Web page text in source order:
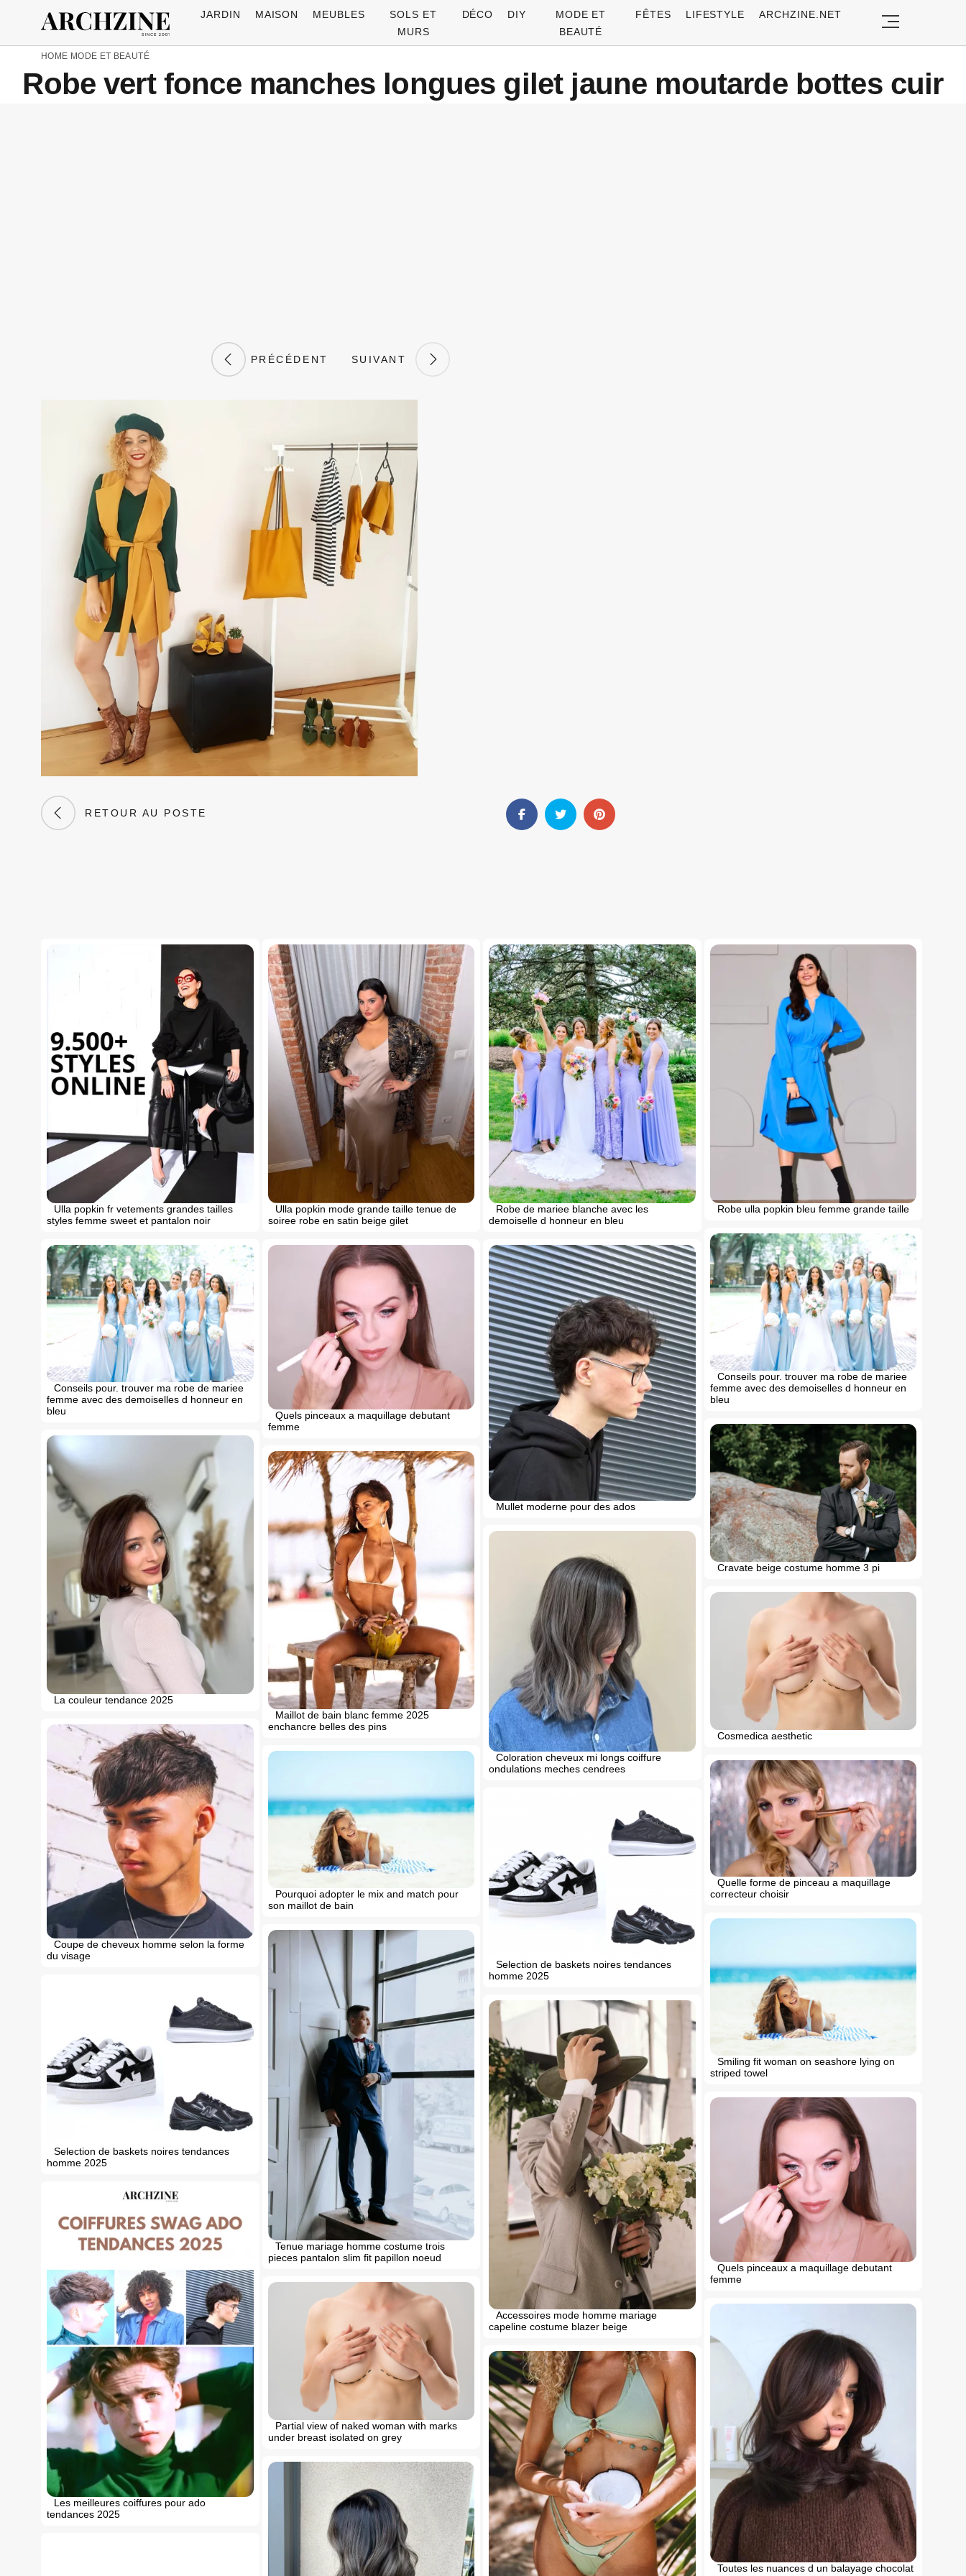
JARDIN MAISON MEUBLES
SOLS ET
MURS
DÉCO DIY
MODE ET
BEAUTÉ
FÊTES LIFESTYLE ARCHZINE.NET
HOME MODE ET BEAUTÉ
Robe vert fonce manches longues gilet jaune moutarde bottes cuir
PRÉCÉDENT SUIVANT
RETOUR AU POSTE
Ulla popkin fr vetements grandes tailles
styles femme sweet et pantalon noir
Ulla popkin mode grande taille tenue de
soiree robe en satin beige gilet
Robe de mariee blanche avec les
demoiselle d honneur en bleu
Robe ulla popkin bleu femme grande taille
Conseils pour. trouver ma robe de mariee
femme avec des demoiselles d honneur en
bleu
Conseils pour. trouver ma robe de mariee
femme avec des demoiselles d honneur en
bleu
Quels pinceaux a maquillage debutant
femme
Mullet moderne pour des ados
Cravate beige costume homme 3 pi
La couleur tendance 2025
Maillot de bain blanc femme 2025
enchancre belles des pins
Coloration cheveux mi longs coiffure
ondulations meches cendrees
Cosmedica aesthetic
Coupe de cheveux homme selon la forme
du visage
Pourquoi adopter le mix and match pour
son maillot de bain
Quelle forme de pinceau a maquillage
correcteur choisir
Selection de baskets noires tendances
homme 2025
Smiling fit woman on seashore lying on
striped towel
Tenue mariage homme costume trois
pieces pantalon slim fit papillon noeud
Selection de baskets noires tendances
homme 2025
Accessoires mode homme mariage
capeline costume blazer beige
Quels pinceaux a maquillage debutant
femme
Les meilleures coiffures pour ado
tendances 2025
Partial view of naked woman with marks
under breast isolated on grey
Toutes les nuances d un balayage chocolat